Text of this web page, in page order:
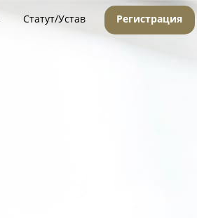
Статут/Устав Регистрация